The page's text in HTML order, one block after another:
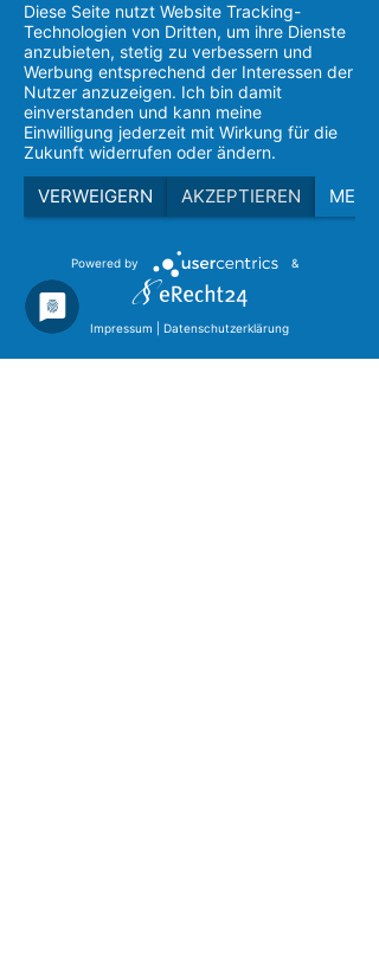
Diese Seite nutzt Website Tracking-
Technologien von Dritten, um ihre Dienste
anzubieten, stetig zu verbessern und
Werbung entsprechend der Interessen der
Nutzer anzuzeigen. Ich bin damit
einverstanden und kann meine
Einwilligung jederzeit mit Wirkung für die
Zukunft widerrufen oder ändern.
VERWEIGERN AKZEPTIEREN MEHR
Powered by &
Impressum Datenschutzerklärung